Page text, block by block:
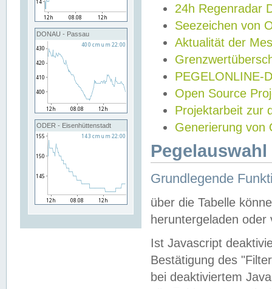
DONAU - Passau
ODER - Eisenhüttenstadt
24h Regenradar
Seezeichen von
Aktualität der
PEGELONLINE-
Open Source
Projektarbeit zur
Generierung von
Grundlegende
über die Tabelle
heruntergeladen oder
Ist Javascript
Bestätigung des
bei deaktiviertem